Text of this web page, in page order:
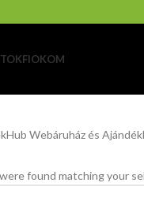
FIOKOM
Webáruház és
found matching your